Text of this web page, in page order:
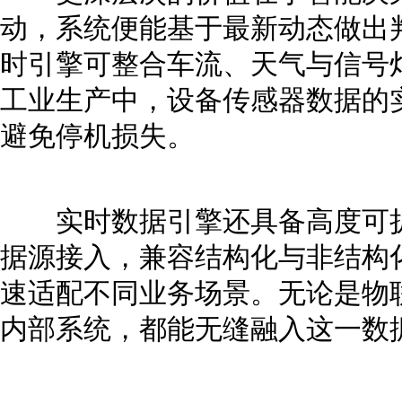
动，系统便能基于最新动态做
时引擎可整合车流、天气与信
工业生产中，设备传感器数据
避免停机损失。
实时数据引擎还具备高度可
据源接入，兼容结构化与非结
速适配不同业务场景。无论是
内部系统，都能无缝融入这一数